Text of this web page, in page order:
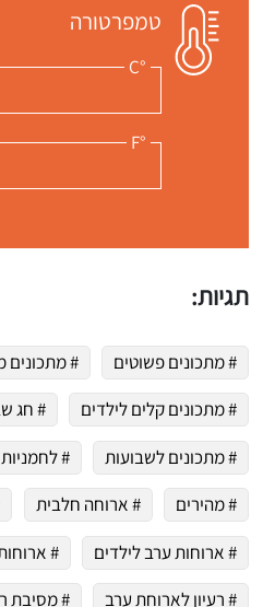
שלי "פודיק" כמנויים עוד היום!
טמפרטורה
°C
°F
תגיות:
# מתכונים פשוטים
# מתכונים
# מתכונים קלים לילדים
# חג
# מתכונים לשבועות
# לחמניות
# מהירים
# ארוחה חלבית
# ארוחות ערב לילדים
#
# רעיון לארוחת ערב
# מסיבת